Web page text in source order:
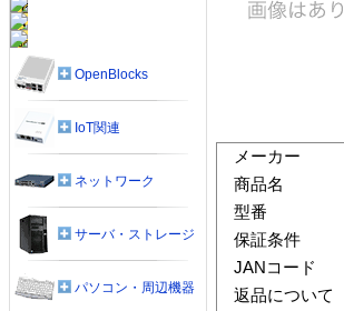
メーカー
商品名
型番
保証条件
JANコード
返品について
OpenBlocks
IoT関連
ネットワーク
サーバ・ストレージ
パソコン・周辺機器